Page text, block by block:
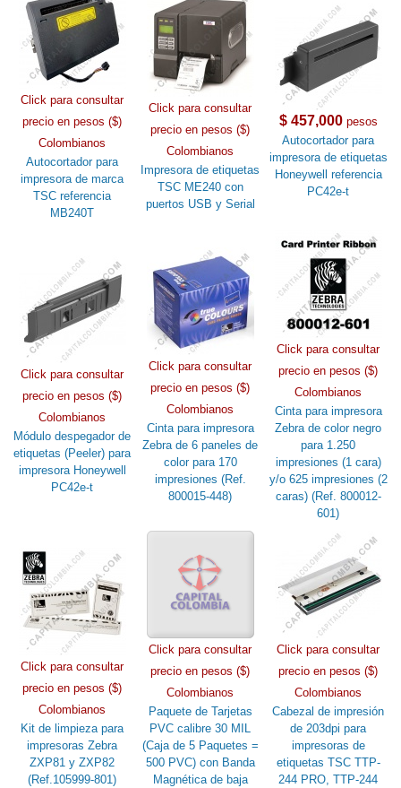
Click para consultar
precio en pesos ($)
Colombianos
Autocortador para
impresora de marca
TSC referencia
MB240T
Click para consultar
precio en pesos ($)
Colombianos
Impresora de etiquetas
TSC ME240 con
puertos USB y Serial
$ 457,000pesos
Autocortador para
impresora de etiquetas
Honeywell referencia
PC42e-t
Click para consultar
precio en pesos ($)
Colombianos
Módulo despegador de
etiquetas (Peeler) para
impresora Honeywell
PC42e-t
Click para consultar
precio en pesos ($)
Colombianos
Cinta para impresora
Zebra de 6 paneles de
color para 170
impresiones (Ref.
800015-448)
Click para consultar
precio en pesos ($)
Colombianos
Cinta para impresora
Zebra de color negro
para 1.250
impresiones (1 cara)
y/o 625 impresiones (2
caras) (Ref. 800012-
601)
Click para consultar
precio en pesos ($)
Colombianos
Kit de limpieza para
impresoras Zebra
ZXP81 y ZXP82
(Ref.105999-801)
Click para consultar
precio en pesos ($)
Colombianos
Paquete de Tarjetas
PVC calibre 30 MIL
(Caja de 5 Paquetes =
500 PVC) con Banda
Magnética de baja
Click para consultar
precio en pesos ($)
Colombianos
Cabezal de impresión
de 203dpi para
impresoras de
etiquetas TSC TTP-
244 PRO, TTP-244